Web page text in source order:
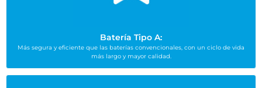
Batería Tipo A:
Más segura y eficiente que las baterías convencionales, con un ciclo de vida
más largo y mayor calidad.